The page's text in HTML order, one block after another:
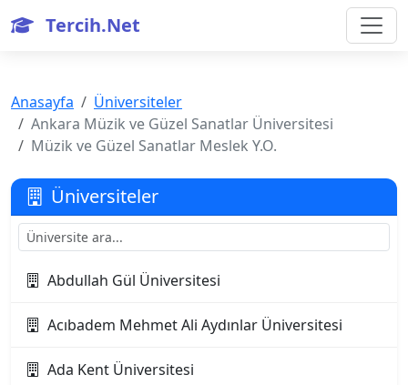
Tercih.Net
Anasayfa
Üniversiteler
Ankara Müzik ve Güzel Sanatlar Üniversitesi
Müzik ve Güzel Sanatlar Meslek Y.O.
Üniversiteler
Abdullah Gül Üniversitesi
Acıbadem Mehmet Ali Aydınlar Üniversitesi
Ada Kent Üniversitesi